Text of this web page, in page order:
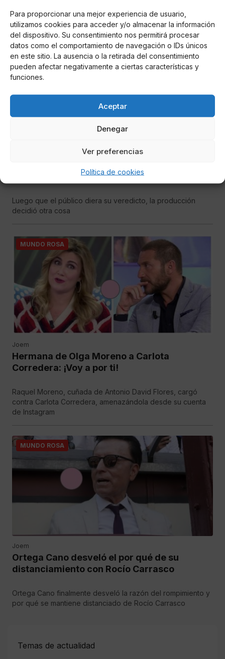
Para proporcionar una mejor experiencia de usuario,
utilizamos cookies para acceder y/o almacenar la información
del dispositivo. Su consentimiento nos permitirá procesar
datos como el comportamiento de navegación o IDs únicos
en este sitio. La ausencia o la retirada del consentimiento
pueden afectar negativamente a ciertas características y
funciones.
Aceptar
Denegar
Ver preferencias
Política de cookies
Rocío Flores ha dejado atrás su papel de víctima indefensa,
y se ha mostrado implacable contra su madre
MUNDO ROSA
Luego que el público diera su veredicto, la producción
decidió otra cosa
MUNDO ROSA
Joem
Hermana de Olga Moreno a Carlota
Corredera: ¡Voy a por ti!
Raquel Moreno, cuñada de Antonio David Flores, cargó
contra Carlota Corredera, amenazándola desde su cuenta
de Instagram
MUNDO ROSA
Joem
Ortega Cano desveló el por qué de su
distanciamiento con Rocío Carrasco
Ortega Cano finalmente desveló la razón del rompimiento y
por qué se mantiene distanciado de Rocío Carrasco
Temas de actualidad